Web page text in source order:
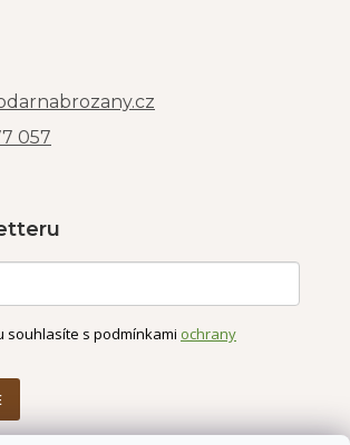
057
souhlasíte s podmínkami ochrany